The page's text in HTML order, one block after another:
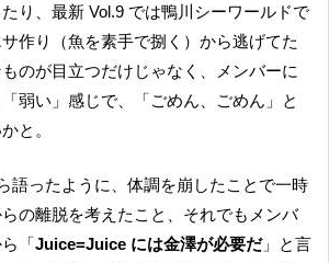
り、最新 Vol.9 では鴨川シーワールドで
作り（魚を素手で捌く）から逃げてた
のが目立つだけじゃなく、メンバーに
弱い」感じで、「ごめん、ごめん」と
と。
の離脱を考えたこと、それでもメンバ
「Juice=Juice には金澤が必要だ」と言